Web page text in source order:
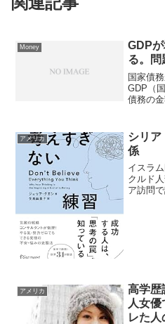
Money
GDP
る。問
国家債
GDP（
債務の
はなく
比）が
アメリカ
シリア
係
イスラ
クルド
ア訪問
アメリカ
高学歴
人女
レた人